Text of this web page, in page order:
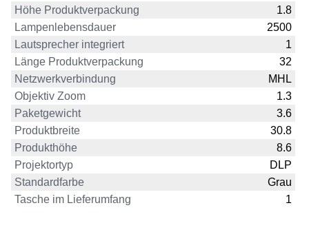
Höhe Produktverpackung
1.8
Lampenlebensdauer
2500
Lautsprecher integriert
1
Länge Produktverpackung
32
Netzwerkverbindung
MHL
Objektiv Zoom
1.3
Paketgewicht
3.6
Produktbreite
30.8
Produkthöhe
8.6
Projektortyp
DLP
Standardfarbe
Grau
Tasche im Lieferumfang
1